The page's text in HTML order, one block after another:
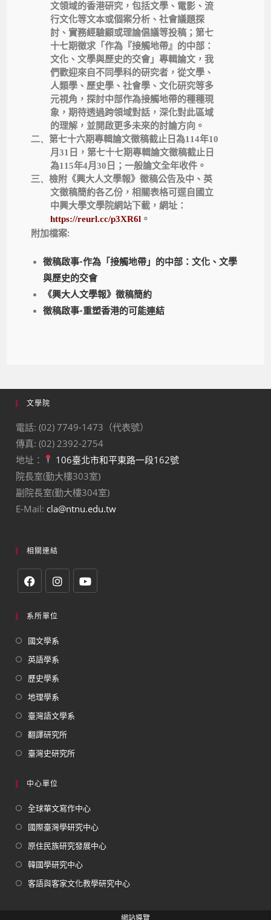
文領域的香港研究，包括文學、電影、流
行文化等文本或個案分析、社會議題探
討、實務經驗顧或理論倡議等投稿；第七
十七期徵求「作為『接觸地帶』的中部：
文化、文學與歷史的交會」專輯論文，我
們歡迎來自不同學科的研究者，從文學、
人類學、歷史學、社會學、文化研究等多
元視角，探討中部作為接觸地帶的種種現
象，期待透過跨領域對話，深化對此區域
的理解，並開啟更多未來的討論方向。
二、第七十六期專輯論文徵稿截止日為114年10
月31 日，第七十七期專輯論文徵稿截止日
為115年4月30 日；一般論文全年收件。
三、檢附《興大人文學報》徵稿公告及中、英
文徵稿簡約各乙份，相關表格可逕自國立
中興大學文學院網站下載，網址：
https://reurl.cc/p3XR6l 。
附加檔案:
徵稿啟事-作為「接觸地帶」的中部：文化、文學
與歷史的交會
《興大人文學報》徵稿簡約
徵稿啟事-重塑香港的可能連結
文學院
電話: (02) 7749-1473（代表號）
傳真: (02) 2392-2754
地址：
106臺北市和平東路一段162號
院長室(勤大樓303室)
副院長室(勤大樓304室)
E-Mail: cla@ntnu.edu.tw
相關連結
系所單位
國文學系
英語學系
歷史學系
地理學系
臺灣語文學系
翻譯研究所
臺灣史研究所
中心單位
全球華文寫作中心
國際臺灣學研究中心
原住民族研究發展中心
韓國學研究中心
客語與客家文化教學研究中心
網站導覽